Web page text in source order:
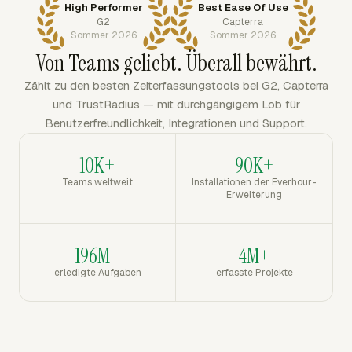
High Performer
G2
Sommer 2026
Best Ease Of Use
Capterra
Sommer 2026
Von Teams geliebt. Überall bewährt.
Zählt zu den besten Zeiterfassungstools bei G2, Capterra
und TrustRadius — mit durchgängigem Lob für
Benutzerfreundlichkeit, Integrationen und Support.
10K+
Teams weltweit
90K+
Installationen der Everhour-
Erweiterung
196M+
erledigte Aufgaben
4M+
erfasste Projekte